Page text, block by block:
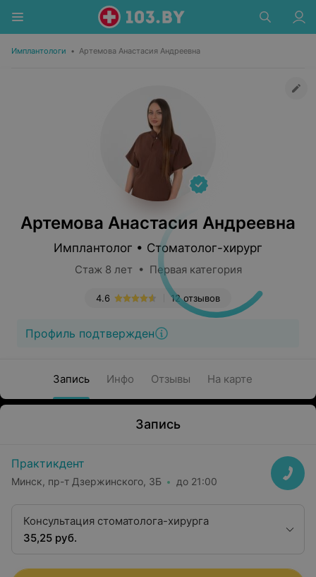
Имплантологи • Артемова Анастасия Андреевна
Артемова Анастасия Андреевна
Имплантолог • Стоматолог-хирург
Стаж 8 лет • Первая категория
12 отзывов
4.6
Профиль подтвержден
Запись Инфо Отзывы На карте
Запись
Практикдент
Минск, пр-т Дзержинского, 3Б до 21:00
Консультация стоматолога-хирурга
35,25 руб.